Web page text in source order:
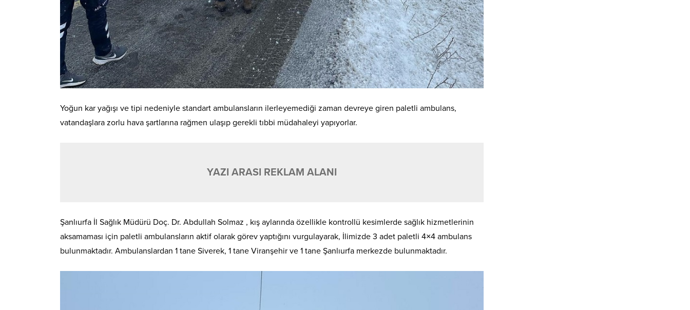
Yoğun kar yağışı ve tipi nedeniyle standart ambulansların ilerleyemediği zaman devreye giren paletli ambulans,
vatandaşlara zorlu hava şartlarına rağmen ulaşıp gerekli tıbbi müdahaleyi yapıyorlar.
YAZI ARASI REKLAM ALANI
Şanlıurfa İl Sağlık Müdürü Doç. Dr. Abdullah Solmaz , kış aylarında özellikle kontrollü kesimlerde sağlık hizmetlerinin
aksamaması için paletli ambulansların aktif olarak görev yaptığını vurgulayarak, İlimizde 3 adet paletli 4×4 ambulans
bulunmaktadır. Ambulanslardan 1 tane Siverek, 1 tane Viranşehir ve 1 tane Şanlıurfa merkezde bulunmaktadır.